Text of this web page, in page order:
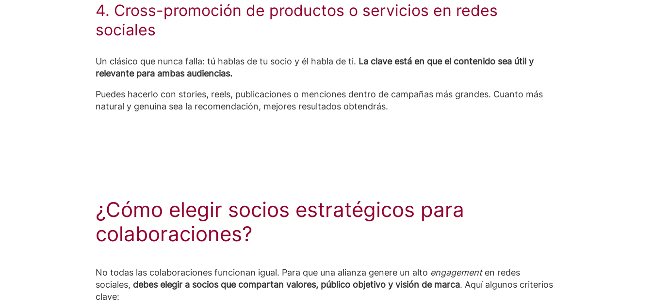
4. Cross-promoción de productos o servicios en redes
sociales
Un clásico que nunca falla: tú hablas de tu socio y él habla de ti. La clave está en que el contenido sea útil y
relevante para ambas audiencias.
Puedes hacerlo con stories, reels, publicaciones o menciones dentro de campañas más grandes. Cuanto más
natural y genuina sea la recomendación, mejores resultados obtendrás.
¿Cómo elegir socios estratégicos para
colaboraciones?
No todas las colaboraciones funcionan igual. Para que una alianza genere un alto engagementen redes
sociales, debes elegir a socios que compartan valores, público objetivo y visión de marca. Aquí algunos criterios
clave: